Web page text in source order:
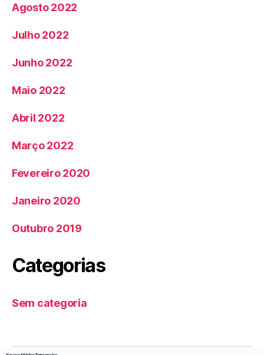
Agosto 2022
Julho 2022
Junho 2022
Maio 2022
Abril 2022
Março 2022
Fevereiro 2020
Janeiro 2020
Outubro 2019
Categorias
Sem categoria